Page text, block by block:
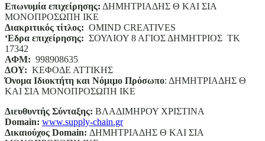
Επωνυμία επιχείρησης: ΔΗΜΗΤΡΙΑΔΗΣ Θ ΚΑΙ ΣΙΑ
ΜΟΝΟΠΡΟΣΩΠΗ ΙΚΕ
Διακριτικός τίτλος: ΟΜΙΝD CREATIVES
‘Eδρα επιχείρησης: ΣΟΥΛΙΟΥ 8 ΑΓΙΟΣ ΔΗΜΗΤΡΙΟΣ ΤΚ
17342
ΑΦΜ: 998908635
ΔΟΥ: ΚΕΦΟΔΕ ΑΤΤΙΚΗΣ
Όνομα Ιδιοκτήτη και Νόμιμο Πρόσωπο: ΔΗΜΗΤΡΙΑΔΗΣ Θ
ΚΑΙ ΣΙΑ ΜΟΝΟΠΡΟΣΩΠΗ ΙΚΕ
Διευθυντής Σύνταξης: ΒΛΑΔΙΜΗΡΟΥ ΧΡΙΣΤΙΝΑ
Domain: www.supply-chain.gr
Δικαιούχος Domain: ΔΗΜΗΤΡΙΑΔΗΣ Θ ΚΑΙ ΣΙΑ